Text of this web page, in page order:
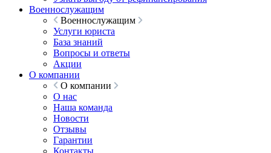
Военнослужащим
Военнослужащим
Услуги юриста
База знаний
Вопросы и ответы
Акции
О компании
О компании
О нас
Наша команда
Новости
Отзывы
Гарантии
Контакты